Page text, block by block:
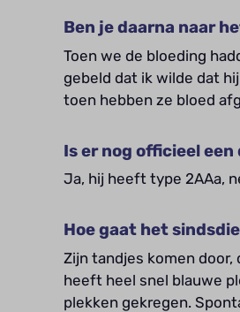
Ben je daarna naar
Toen we de bloeding
gebeld dat ik wilde dat
toen hebben ze bloed
Is er nog officieel
Ja, hij heeft type 2AAa,
Hoe gaat het
Zijn tandjes komen
heeft heel snel blauwe
plekken gekregen.